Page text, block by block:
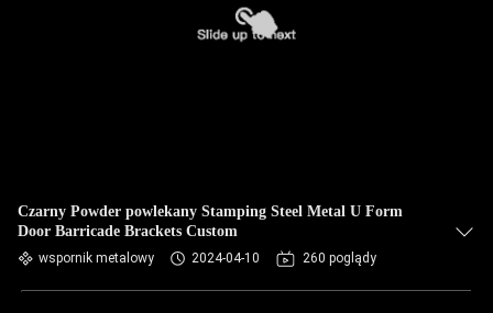
Czarny Powder powlekany Stamping Steel Metal U Form
Door Barricade Brackets Custom
wspornik metalowy 2024-04-10 260 poglądy